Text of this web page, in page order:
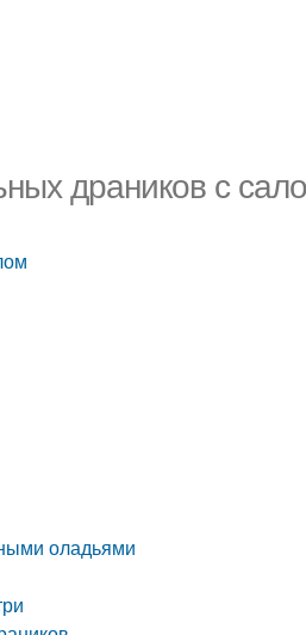
драников с
оладьями